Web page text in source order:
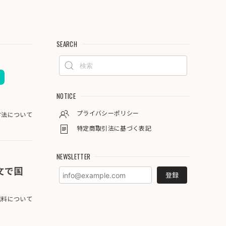
について
で国
料について
SEARCH
NOTICE
プライバシーポリシー
特定商取引法に基づく表記
NEWSLETTER
登録